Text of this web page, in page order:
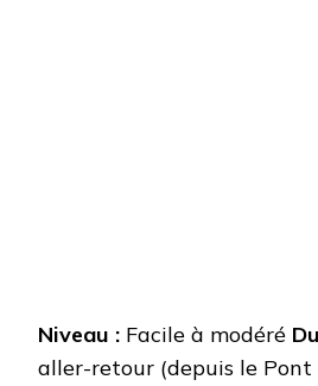
Niveau : Facile à modéré
aller-retour (depuis le Pont